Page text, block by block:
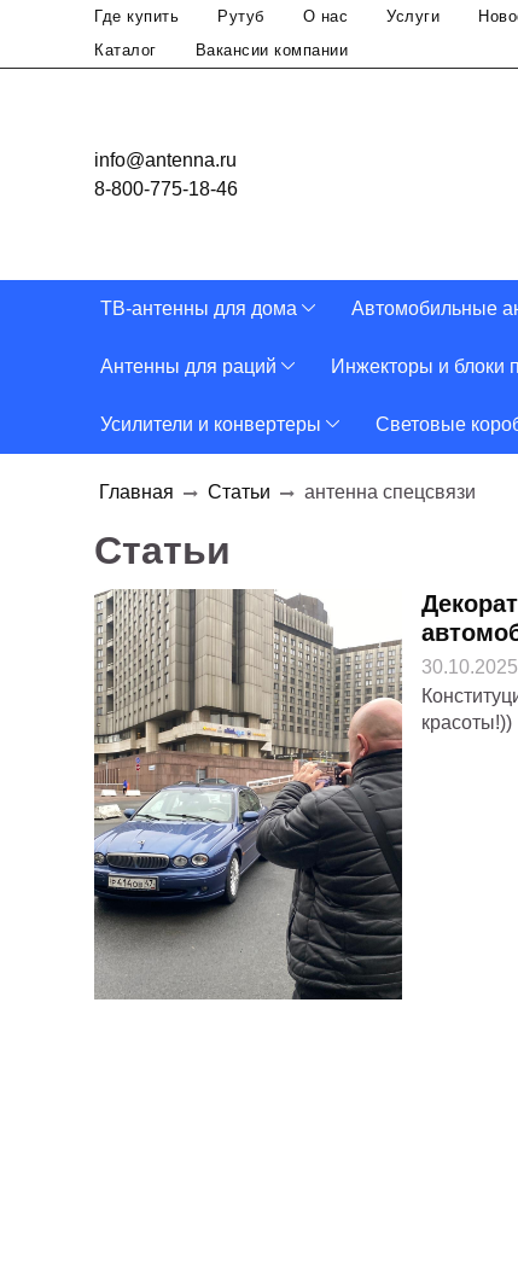
Где купить Рутуб О нас Услуги
Каталог
Вакансии компании
info@antenna.ru
8-800-775-18-46
ТВ-антенны для дома Автомобильные
Антенны для раций Инжекторы и блоки
Усилители и конвертеры Световые
Главная Статьи антенна спецсвязи
Статьи
30.10.2025
красоты!))